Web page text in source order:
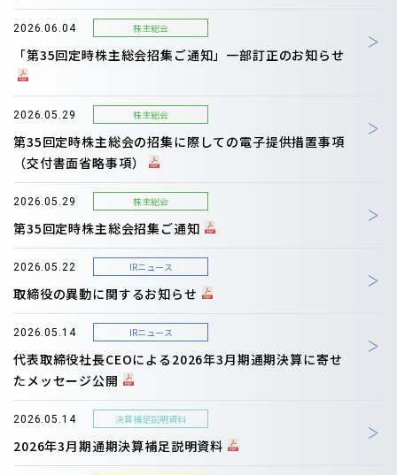
2026.06.04 株主総会
「第35回定時株主総会招集ご通知」一部訂正のお知らせ
2026.05.29 株主総会
第35回定時株主総会の招集に際しての電子提供措置事項
（交付書面省略事項）
2026.05.29 株主総会
第35回定時株主総会招集ご通知
2026.05.22 IRニュース
取締役の異動に関するお知らせ
2026.05.14 IRニュース
代表取締役社長CEOによる2026年3月期通期決算に寄せ
たメッセージ公開
2026.05.14 決算補足説明資料
2026年3月期通期決算補足説明資料